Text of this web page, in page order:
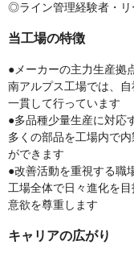
◎ライン管理経験者・リ
当工場の特徴
●メーカーの主力生産拠
南アルプス工場では、
一貫して行っています
●多品種少量生産に対応
多くの部品を工場内で
ができます
●改善活動を重視する職
工場全体で日々進化を
意欲を尊重します
キャリアの広がり